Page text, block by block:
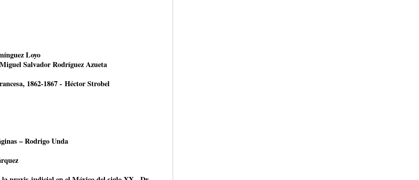
Loyo
Salvador Rodríguez Azueta
1862-1867 - Héctor Strobel
– Rodrigo Unda